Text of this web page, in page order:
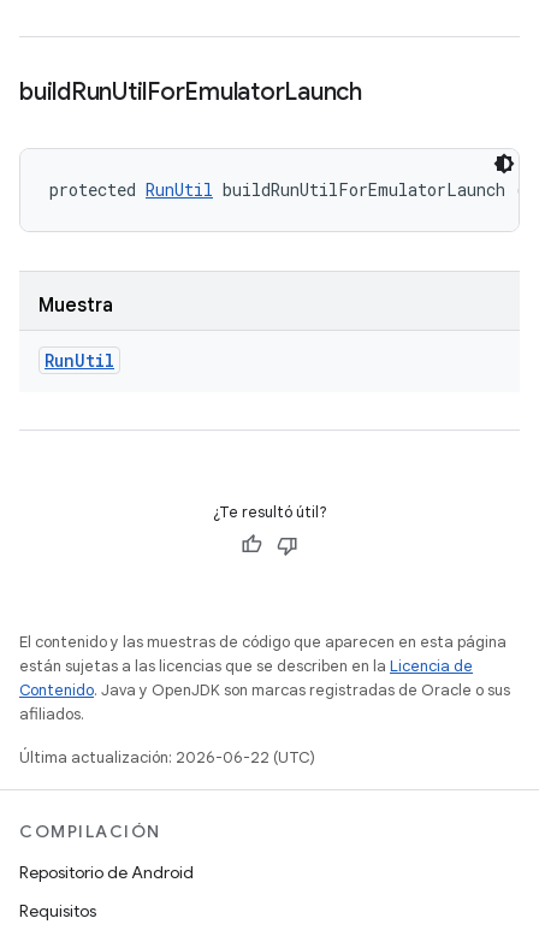
buildRunUtilForEmulatorLaunch
protected RunUtil buildRunUtilForEmulatorLaunch ()
Muestra
RunUtil
¿Te resultó útil?
El contenido y las muestras de código que aparecen en esta página
están sujetas a las licencias que se describen en la Licencia de
Contenido. Java y OpenJDK son marcas registradas de Oracle o sus
afiliados.
Última actualización: 2026-06-22 (UTC)
COMPILACIÓN
Repositorio de Android
Requisitos